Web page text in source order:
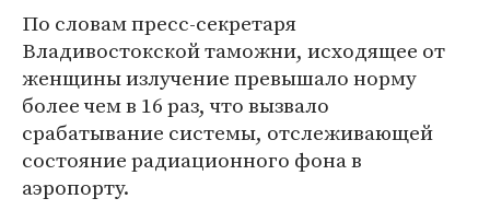
По словам пресс-секретаря
Владивостокской таможни, исходящее от
женщины излучение превышало норму
более чем в 16 раз, что вызвало
срабатывание системы, отслеживающей
состояние радиационного фона в
аэропорту.